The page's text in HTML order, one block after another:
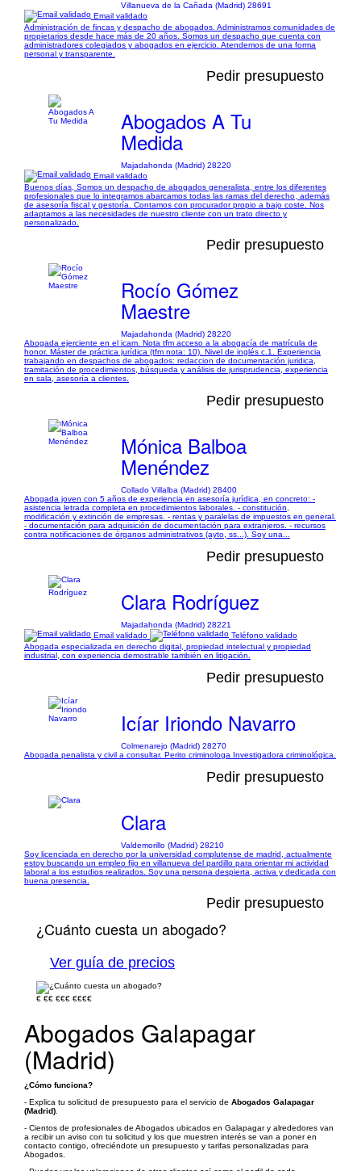
Villanueva de la Cañada (Madrid) 28691
Email validado
Administración de fincas y despacho de abogados. Administramos comunidades de
propietarios desde hace más de 20 años. Somos un despacho que cuenta con
administradores colegiados y abogados en ejercicio. Atendemos de una forma
personal y transparente.
Pedir presupuesto
Abogados A Tu
Medida
Majadahonda (Madrid) 28220
Email validado
Buenos días, Somos un despacho de abogados generalista, entre los diferentes
profesionales que lo integramos abarcamos todas las ramas del derecho, además
de asesoría fiscal y gestoría. Contamos con procurador propio a bajo coste. Nos
adaptamos a las necesidades de nuestro cliente con un trato directo y
personalizado.
Pedir presupuesto
Rocío Gómez
Maestre
Majadahonda (Madrid) 28220
Abogada ejerciente en el icam. Nota tfm acceso a la abogacía de matrícula de
honor. Máster de práctica jurídica (tfm nota: 10). Nivel de inglés c.1. Experiencia
trabajando en despachos de abogados: redaccion de documentación juridica,
tramitación de procedimientos, búsqueda y análisis de jurisprudencia, experiencia
en sala, asesoría a clientes.
Pedir presupuesto
Mónica Balboa
Menéndez
Collado Villalba (Madrid) 28400
Abogada joven con 5 años de experiencia en asesoría jurídica, en concreto: -
asistencia letrada completa en procedimientos laborales. - constitución,
modificación y extinción de empresas. - rentas y paralelas de impuestos en general.
- documentación para adquisición de documentación para extranjeros. - recursos
contra notificaciones de órganos administrativos (ayto, ss...). Soy una...
Pedir presupuesto
Clara Rodríguez
Majadahonda (Madrid) 28221
Email validado
Teléfono validado
Abogada especializada en derecho digital, propiedad intelectual y propiedad
industrial, con experiencia demostrable también en litigación.
Pedir presupuesto
Icíar Iriondo Navarro
Colmenarejo (Madrid) 28270
Abogada penalista y civil a consultar. Perito criminologa Investigadora criminológica.
Pedir presupuesto
Clara
Valdemorillo (Madrid) 28210
Soy licenciada en derecho por la universidad complutense de madrid, actualmente
estoy buscando un empleo fijo en villanueva del pardillo para orientar mi actividad
laboral a los estudios realizados. Soy una persona despierta, activa y dedicada con
buena presencia.
Pedir presupuesto
¿Cuánto cuesta un abogado?
Ver guía de precios
€ €€ €€€ €€€€
Abogados Galapagar
(Madrid)
¿Cómo funciona?
- Explica tu solicitud de presupuesto para el servicio de Abogados Galapagar
(Madrid)
- Cientos de profesionales de Abogados ubicados en Galapagar y alrededores van
a recibir un aviso con tu solicitud y los que muestren interés se van a poner en
contacto contigo, ofreciéndote un presupuesto y tarifas personalizadas para
Abogados.